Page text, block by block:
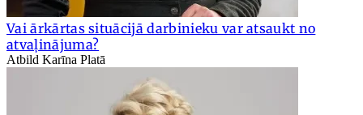
Vai ārkārtas situācijā darbinieku var atsaukt no
atvaļinājuma?
Atbild Karīna Platā